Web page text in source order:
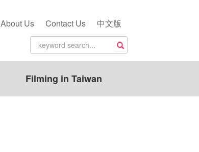
About Us Contact Us 中文版
Filming in Taiwan